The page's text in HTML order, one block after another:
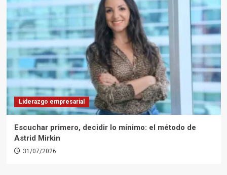
Liderazgo empresarial
Escuchar primero, decidir lo mínimo: el método de
Astrid Mirkin
31/07/2026